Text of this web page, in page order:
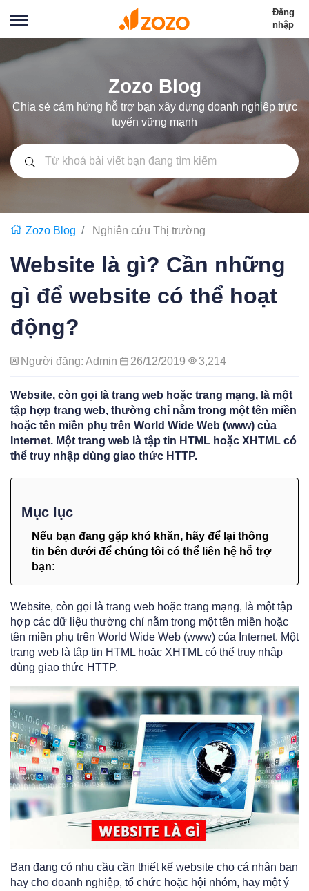
Đăng
nhập
Zozo Blog
Chia sẻ cảm hứng hỗ trợ bạn xây dựng doanh nghiệp trực
tuyến vững mạnh
Zozo Blog Nghiên cứu Thị trường
Website là gì? Cần những
gì để website có thể hoạt
động?
Người đăng: Admin 26/12/2019 3,214
Website, còn gọi là trang web hoặc trang mạng, là một
tập hợp trang web, thường chỉ nằm trong một tên miền
hoặc tên miền phụ trên World Wide Web (www) của
Internet. Một trang web là tập tin HTML hoặc XHTML có
thể truy nhập dùng giao thức HTTP.
Mục lục
Nếu bạn đang gặp khó khăn, hãy để lại thông
tin bên dưới để chúng tôi có thể liên hệ hỗ trợ
bạn:
Website, còn gọi là trang web hoặc trang mạng, là một tập
hợp các dữ liệu thường chỉ nằm trong một tên miền hoặc
tên miền phụ trên World Wide Web (www) của Internet. Một
trang web là tập tin HTML hoặc XHTML có thể truy nhập
dùng giao thức HTTP.
Bạn đang có nhu cầu cần thiết kế website cho cá nhân bạn
hay cho doanh nghiệp, tổ chức hoặc hội nhóm, hay một ý